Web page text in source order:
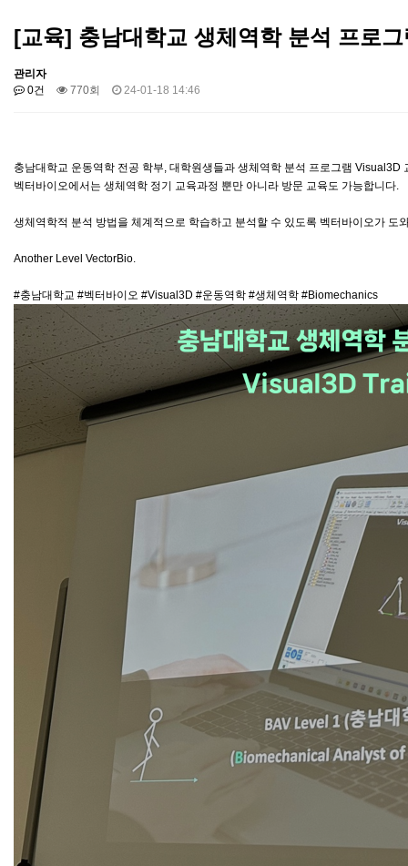
[교육] 충남대학교 생체역학 분석 프로
관리자
0건
770회 24-01-18 14:46
충남대학교 운동역학 전공 학부, 대학원생들과 생체역학 분석 프로그램 Visual3D
벡터바이오에서는 생체역학 정기 교육과정 뿐만 아니라 방문 교육도 가능합니다.
생체역학적 분석 방법을 체계적으로 학습하고 분석할 수 있도록 벡터바이오가 도
Another Level VectorBio.
#충남대학교 #벡터바이오 #Visual3D #운동역학 #생체역학 #Biomechanics